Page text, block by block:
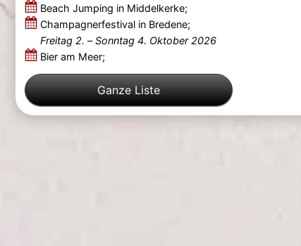
Beach Jumping in Middelkerke;
Champagnerfestival in Bredene;
Freitag 2. –
Sonntag 4. Oktober 2026
Bier am Meer;
Ganze Liste